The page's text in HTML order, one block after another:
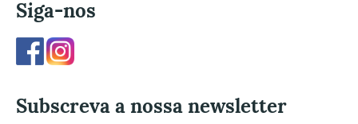
Siga-nos
FacebookInstagram
Subscreva a nossa newsletter